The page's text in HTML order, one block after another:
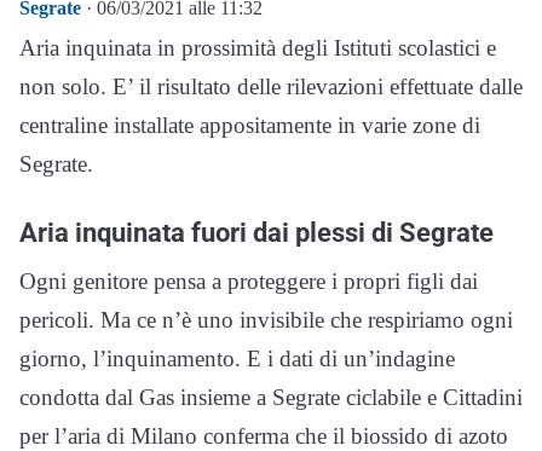
Segrate · 06/03/2021 alle 11:32
Aria inquinata in prossimità degli Istituti scolastici e
non solo. E’ il risultato delle rilevazioni effettuate dalle
centraline installate appositamente in varie zone di
Segrate.
Aria inquinata fuori dai plessi di Segrate
Ogni genitore pensa a proteggere i propri figli dai
pericoli. Ma ce n’è uno invisibile che respiriamo ogni
giorno, l’inquinamento. E i dati di un’indagine
condotta dal Gas insieme a Segrate ciclabile e Cittadini
per l’aria di Milano conferma che il biossido di azoto